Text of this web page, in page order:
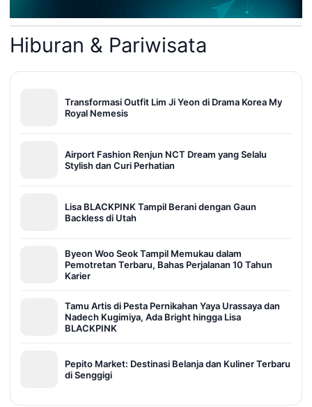
Hiburan & Pariwisata
Transformasi Outfit Lim Ji Yeon di Drama Korea My
Royal Nemesis
Airport Fashion Renjun NCT Dream yang Selalu
Stylish dan Curi Perhatian
Lisa BLACKPINK Tampil Berani dengan Gaun
Backless di Utah
Byeon Woo Seok Tampil Memukau dalam
Pemotretan Terbaru, Bahas Perjalanan 10 Tahun
Karier
Tamu Artis di Pesta Pernikahan Yaya Urassaya dan
Nadech Kugimiya, Ada Bright hingga Lisa
BLACKPINK
Pepito Market: Destinasi Belanja dan Kuliner Terbaru
di Senggigi